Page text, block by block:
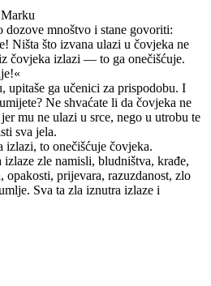
mnoštvo i stane govoriti:
Ništa što izvana ulazi u čovjeka ne
čovjeka izlazi — to ga onečišćuje.
upitaše ga učenici za prispodobu. I
Ne shvaćate li da čovjeka ne
mu ne ulazi u srce, nego u utrobu te
sva jela.
izlazi, to onečišćuje čovjeka.
zle namisli, bludništva, krađe,
opakosti, prijevara, razuzdanost, zlo
Sva ta zla iznutra izlaze i